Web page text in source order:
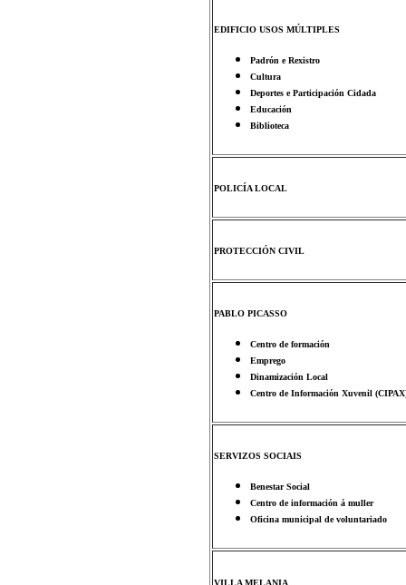
EDIFICIO USOS MÚLTIPLES
Padrón e Rexistro
Cultura
Deportes e Participación Cidada
Educación
Biblioteca
POLICÍA LOCAL
PROTECCIÓN CIVIL
PABLO PICASSO
Centro de formación
Emprego
Dinamización Local
Centro de Información Xuvenil
SERVIZOS SOCIAIS
Benestar Social
Centro de información á muller
Oficina municipal de voluntariado
VILLA MELANIA